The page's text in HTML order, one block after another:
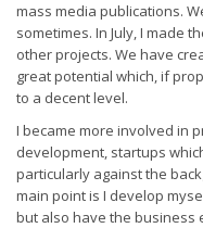
mass media publications.
sometimes. In July, I made
other projects. We have
great potential which, if
to a decent level.
I became more involved in
development, startups
particularly against the
main point is I develop
but also have the business